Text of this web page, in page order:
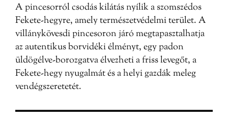
A pincesorról csodás kilátás nyílik a szomszédos
Fekete-hegyre, amely természetvédelmi terület. A
villánykövesdi pincesoron járó megtapasztalhatja
az autentikus borvidéki élményt, egy padon
üldögélve-borozgatva élvezheti a friss levegőt, a
Fekete-hegy nyugalmát és a helyi gazdák meleg
vendégszeretetét.